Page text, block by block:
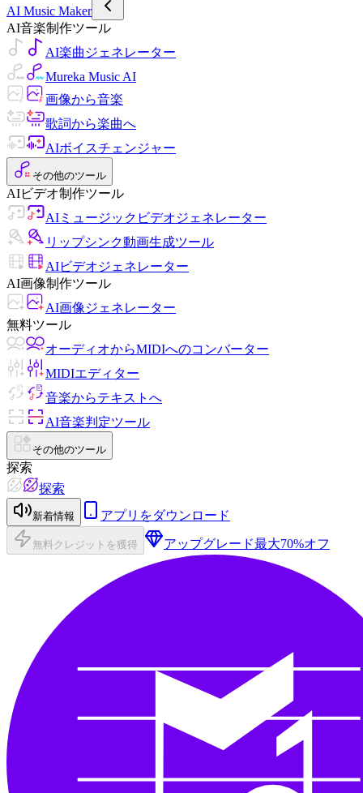
AI Music Maker
AI音楽制作ツール
AI楽曲ジェネレーター
Mureka Music AI
画像から音楽
歌詞から楽曲へ
AIボイスチェンジャー
その他のツール
AIビデオ制作ツール
AIミュージックビデオジェネレーター
リップシンク動画生成ツール
AIビデオジェネレーター
AI画像制作ツール
AI画像ジェネレーター
無料ツール
オーディオからMIDIへのコンバーター
MIDIエディター
音楽からテキストへ
AI音楽判定ツール
その他のツール
探索
探索
新着情報 アプリをダウンロード
無料クレジットを獲得 アップグレード最大70%オフ